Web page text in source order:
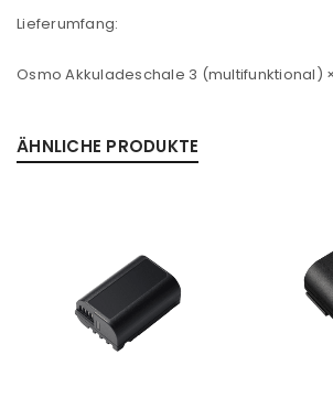
Lieferumfang:
Osmo Akkuladeschale 3 (multifunktional) ×
ÄHNLICHE PRODUKTE